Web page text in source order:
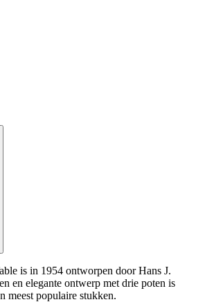
is in 1954 ontworpen door Hans J.
en elegante ontwerp met drie poten is
meest populaire stukken.